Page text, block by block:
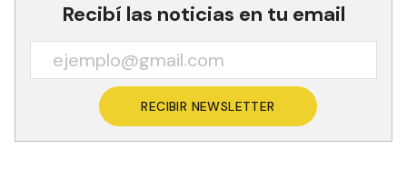
Recibí las noticias en tu email
RECIBIR NEWSLETTER